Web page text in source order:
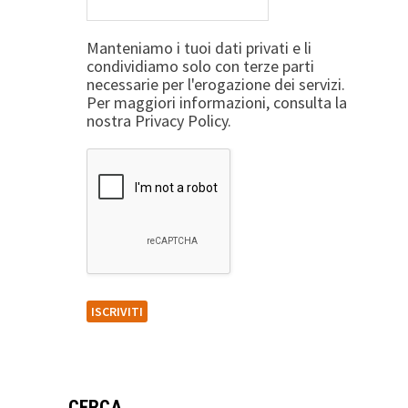
Manteniamo i tuoi dati privati e li
condividiamo solo con terze parti
necessarie per l'erogazione dei servizi.
Per maggiori informazioni, consulta la
nostra Privacy Policy.